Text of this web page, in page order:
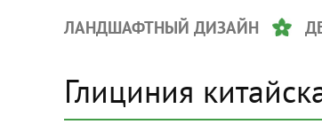
ЛАНДШАФТНЫЙ ДИЗАЙН
Глициния